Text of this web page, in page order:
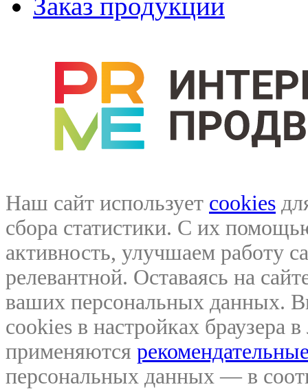
Наш сайт использует cookies
сбора статистики. С их
активность, улучшаем работу
релевантной. Оставаясь на
ваших персональных данных.
cookies в настройках браузера
применяются
персональных данных — в